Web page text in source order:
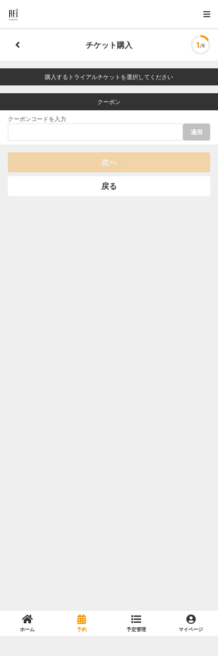
チケット購入 1 /6
購入するトライアルチケットを選択してください
クーポン
クーポンコードを入力
適用
次へ
戻る
ホーム 予約 予定管理 マイページ